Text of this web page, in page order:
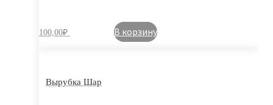
100,00₽ В корзину
Вырубка Шар